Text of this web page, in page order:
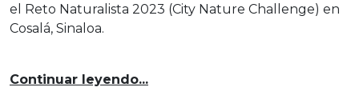
el Reto Naturalista 2023 (City Nature Challenge) en
Cosalá, Sinaloa.
Continuar leyendo...